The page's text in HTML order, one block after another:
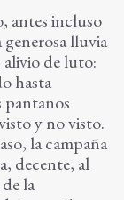
antes incluso
lluvia
alivio de luto:
hasta
pantanos
y no visto.
la campaña
decente, al
la